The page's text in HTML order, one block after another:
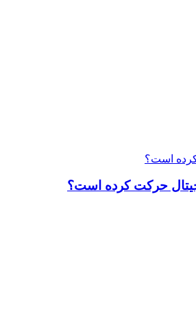
حرکت کرده است؟